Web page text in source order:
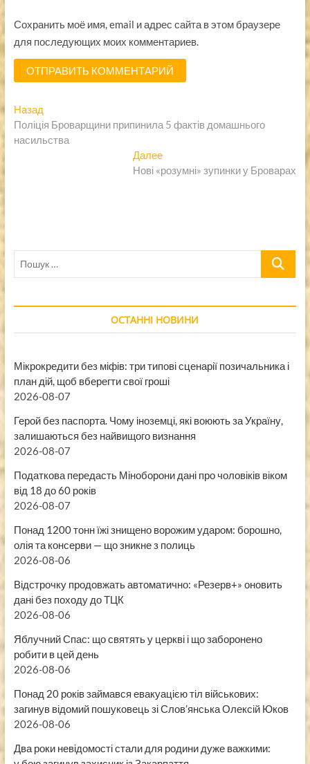
Сохранить моё имя, email и адрес сайта в этом браузере
для последующих моих комментариев.
Навигация
по
НазадПредыдущая
запись:
Поліція Броварщини припинила 5 фактів домашнього
насильства
ДалееСледующая
запись:
Нові «розумні» зупинки у Броварах
Пошук
ОСТАННІ НОВИНИ
Мікрокредити без міфів: три типові сценарії позичальника і
план дій, щоб вберегти свої гроші
2026-08-07
Герой без паспорта. Чому іноземці, які воюють за Україну,
залишаються без найвищого визнання
2026-08-07
Податкова передасть Міноборони дані про чоловіків віком
від 18 до 60 років
2026-08-07
Понад 1200 тонн їжі знищено ворожим ударом: борошно,
олія та консерви — що зникне з полиць
2026-08-06
Відстрочку продовжать автоматично: «Резерв+» оновить
дані без походу до ТЦК
2026-08-06
Яблучний Спас: що святять у церкві і що заборонено
робити в цей день
2026-08-06
Понад 20 років займався евакуацією тіл військових:
загинув відомий пошуковець зі Слов’янська Олексій Юков
2026-08-06
Два роки невідомості стали для родини дуже важкими: